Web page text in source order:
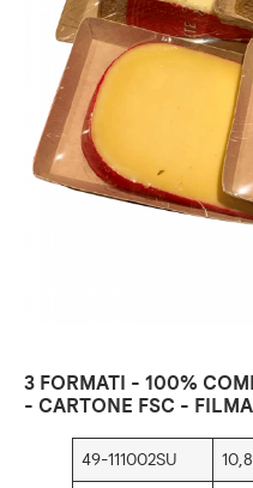
3 FORMATI - 100%
- CARTONE FSC -
49-111002SU